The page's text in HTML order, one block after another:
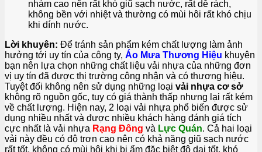
nhám cao nên rất khó giũ sạch nước, rất dễ rách,
không bền với nhiệt và thường có mùi hôi rất khó chịu
khi dính nước.
Lời khuyên: Để tránh sản phẩm kém chất lượng làm ảnh
hưởng tới uy tín của công ty, Áo Mưa Thương Hiệu khuyên
bạn nên lựa chọn những chất liệu vải nhựa của những đơn
vị uy tín đã được thị trường công nhận và có thương hiệu.
Tuyệt đối không nên sử dụng những loại vải nhựa cơ sở
không rõ nguồn gốc, tuy có giá thành thấp nhưng lại rất kém
về chất lượng. Hiện nay, 2 loại vải nhựa phổ biến được sử
dụng nhiều nhất và được nhiều khách hàng đánh giá tích
cực nhất là vải nhựa Rạng Đông và Lực Quán. Cả hai loại
vải này đều có độ trơn cao nên có khả năng giũ sạch nước
rất tốt, không có mùi hôi khi bị ẩm đặc biệt độ dai tốt, khó